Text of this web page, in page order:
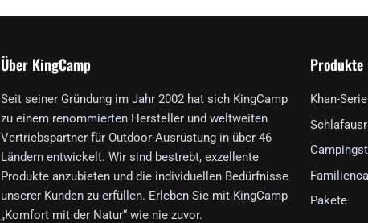
Über KingCamp
Seit seiner Gründung im Jahr 2002 hat sich KingCamp
zu einem renommierten Hersteller und weltweiten
Vertriebspartner für Outdoor-Ausrüstung in über 46
Ländern entwickelt. Wir sind bestrebt, exzellente
Produkte anzubieten und die individuellen Bedürfnisse
unserer Kunden zu erfüllen. Erleben Sie mit KingCamp
„Komfort mit der Natur“ wie nie zuvor.
Produkte
Khan-Serie
Pakete